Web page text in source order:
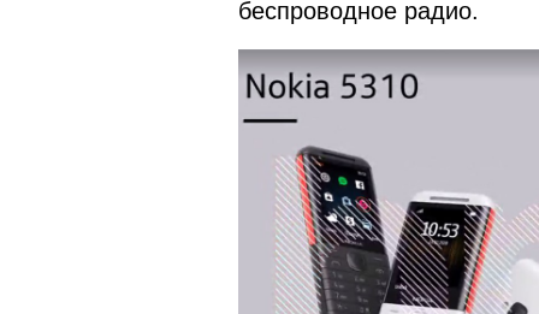
беспроводное радио.